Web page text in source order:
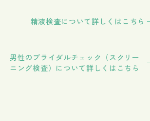
精液検査について詳しくはこちら
男性のブライダルチェック（スクリー
ニング検査）について詳しくはこちら